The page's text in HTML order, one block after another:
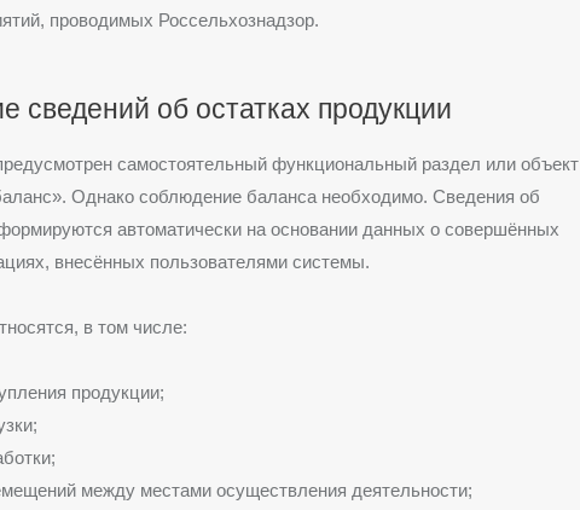
проводимых Россельхознадзор.
сведений об остатках продукции
самостоятельный функциональный раздел или объект
Однако соблюдение баланса необходимо. Сведения об
автоматически на основании данных о совершённых
внесённых пользователями системы.
в том числе:
продукции;
между местами осуществления деятельности;